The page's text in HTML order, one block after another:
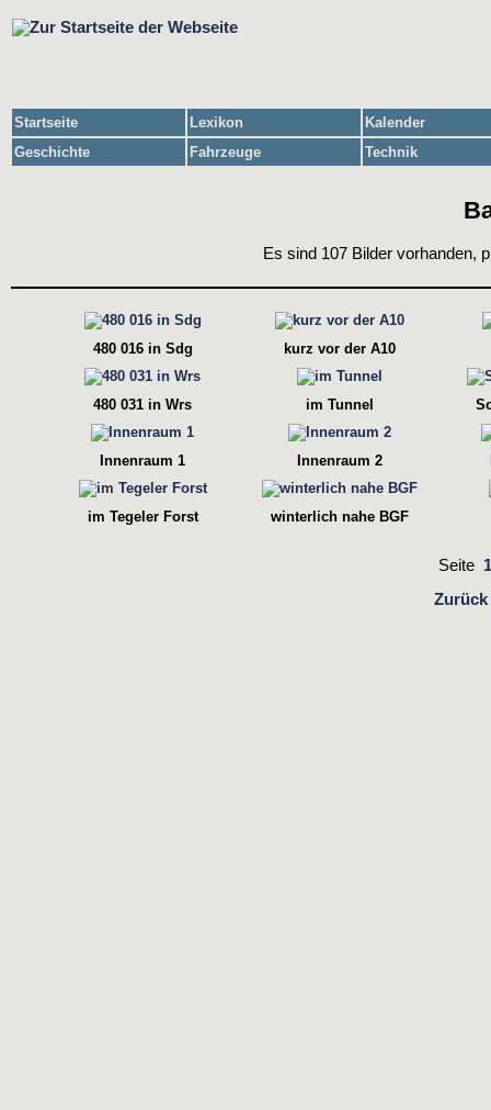
Startseite Lexikon
Kalender
Geschichte
Fahrzeuge Technik
Es sind 107 Bilder vorhanden,
480 016 in Sdg kurz vor der A10
480 031 in Wrs im Tunnel
Innenraum 1 Innenraum 2
im Tegeler Forst winterlich nahe BGF
Seite 1
Zurück